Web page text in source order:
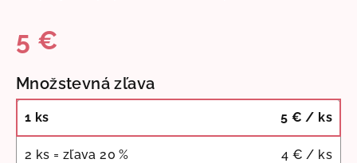
5 €
cena:
Množstevná zľava
1 ks 5 € / ks
2 ks = zľava 20 % 4 € / ks